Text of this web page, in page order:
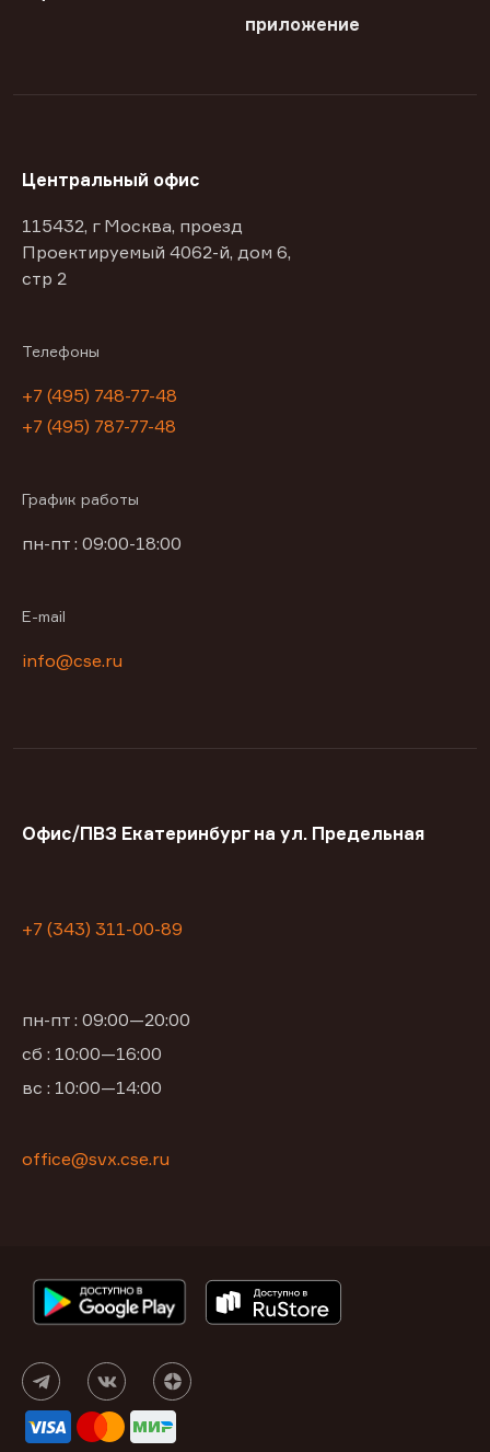
приложение
Центральный офис
115432, г Москва, проезд
Проектируемый 4062-й, дом 6,
стр 2
Телефоны
+7 (495) 748-77-48
+7 (495) 787-77-48
График работы
пн-пт : 09:00-18:00
E-mail
info@cse.ru
Офис/ПВЗ Екатеринбург на ул. Предельная
+7 (343) 311-00-89
пн-пт : 09:00—20:00
сб : 10:00—16:00
вс : 10:00—14:00
office@svx.cse.ru